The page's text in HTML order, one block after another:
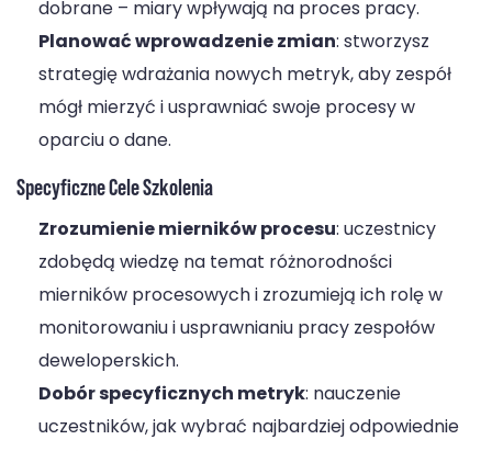
dobrane – miary wpływają na proces pracy.
Planować wprowadzenie zmian: stworzysz
strategię wdrażania nowych metryk, aby zespół
mógł mierzyć i usprawniać swoje procesy w
oparciu o dane.
Specyficzne Cele Szkolenia
Zrozumienie mierników procesu: uczestnicy
zdobędą wiedzę na temat różnorodności
mierników procesowych i zrozumieją ich rolę w
monitorowaniu i usprawnianiu pracy zespołów
deweloperskich.
Dobór specyficznych metryk: nauczenie
uczestników, jak wybrać najbardziej odpowiednie